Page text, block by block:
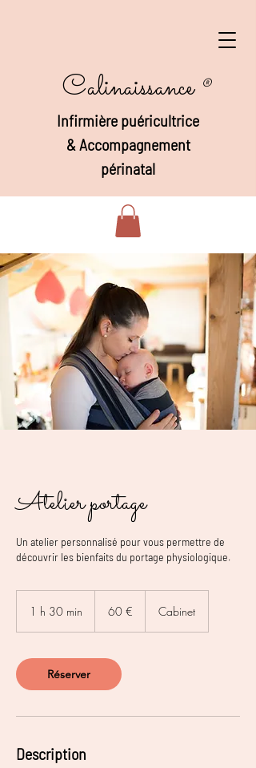
Calinaissance ®
Infirmière puéricultrice
& Accompagnement
périnatal
Atelier portage
Un atelier personnalisé pour vous permettre de
découvrir les bienfaits du portage physiologique.
1 h 30 min
m
i
n
60 € Cabinet
Réserver
Description